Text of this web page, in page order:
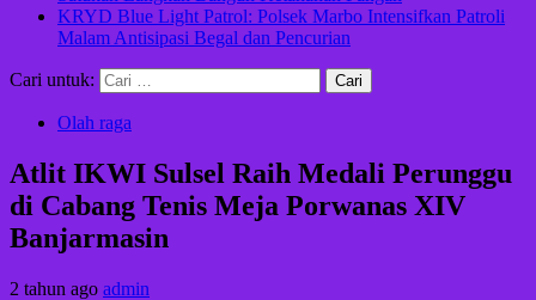
KRYD Blue Light Patrol: Polsek Marbo Intensifkan Patroli
Malam Antisipasi Begal dan Pencurian
Cari untuk:
Olah raga
Atlit IKWI Sulsel Raih Medali Perunggu
di Cabang Tenis Meja Porwanas XIV
Banjarmasin
2 tahun ago admin